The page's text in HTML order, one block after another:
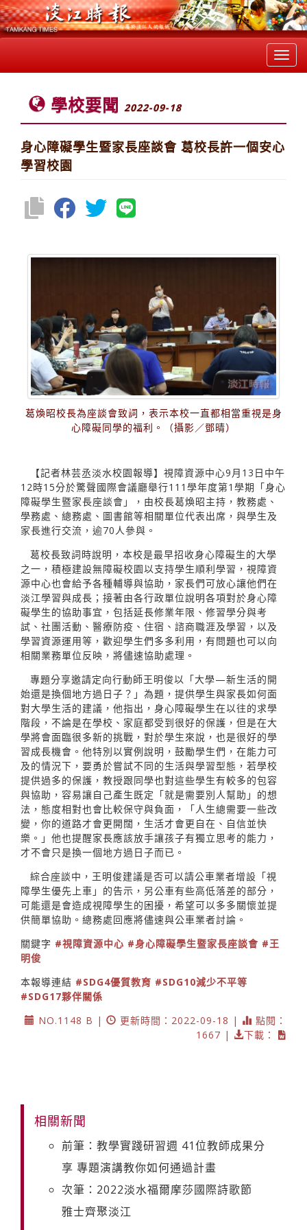
學校要聞 2022-09-18
身心障礙學生暨家長座談會 葛校長許一個安心
學習校園
葛煥昭校長為座談會致詞，表示本校一直都相當重視是身
心障礙同學的福利。（攝影／鄧晴）
【記者林芸丞淡水校園報導】視障資源中心9月13日中午
12時15分於驚聲國際會議廳舉行111學年度第1學期「身心
障礙學生暨家長座談會」，由校長葛煥昭主持，教務處、
學務處、總務處、圖書館等相關單位代表出席，與學生及
家長進行交流，逾70人參與。
葛校長致詞時說明，本校是最早招收身心障礙生的大學
之一，積極建設無障礙校園以支持學生順利學習，視障資
源中心也會給予各種輔導與協助，家長們可放心讓他們在
淡江學習與成長；接著由各行政單位說明各項對於身心障
礙學生的協助事宜，包括延長修業年限、修習學分與考
試、社團活動、醫療防疫、住宿、諮商職涯及學習，以及
學習資源運用等，歡迎學生們多多利用，有問題也可以向
相關業務單位反映，將儘速協助處理。
專題分享邀請定向行動師王明俊以「大學—新生活的開
始還是換個地方過日子？」為題，提供學生與家長如何面
對大學生活的建議，他指出，身心障礙學生在以往的求學
階段，不論是在學校、家庭都受到很好的保護，但是在大
學將會面臨很多新的挑戰，對於學生來說，也是很好的學
習成長機會。他特別以實例說明，鼓勵學生們，在能力可
及的情況下，要勇於嘗試不同的生活與學習型態，若學校
提供過多的保護，教授跟同學也對這些學生有較多的包容
與協助，容易讓自己產生既定「就是需要別人幫助」的想
法，態度相對也會比較保守與負面，「人生總需要一些改
變，你的道路才會更開闊，生活才會更自在、自信並快
樂。」他也提醒家長應該放手讓孩子有獨立思考的能力，
才不會只是換一個地方過日子而已。
綜合座談中，王明俊建議是否可以請公車業者增設「視
障學生優先上車」的告示，另公車有些高低落差的部分，
可能還是會造成視障學生的困擾，希望可以多多關懷並提
供簡單協助。總務處回應將儘速與公車業者討論。
關鍵字 #視障資源中心 #身心障礙學生暨家長座談會 #王
明俊
本報導連結 #SDG4優質教育 #SDG10減少不平等
#SDG17夥伴關係
NO.1148 B |
更新時間：2022-09-18 |
點閱：
1667 |
下載：
相關新聞
前筆：教學實踐研習週 41位教師成果分
享 專題演講教你如何通過計畫
次筆：2022淡水福爾摩莎國際詩歌節
雅士齊聚淡江